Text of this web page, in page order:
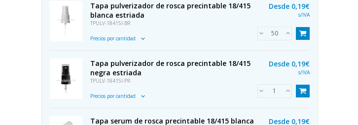
Tapa pulverizador de rosca precintable 18/415
blanca estriada
TPULV-18415I-BR
Precios por cantidad
Desde 0,19€
s/IVA
Tapa pulverizador de rosca precintable 18/415
negra estriada
TPULV-18415I-PR
Precios por cantidad
Desde 0,19€
s/IVA
Tapa serum de rosca precintable 18/415 blanca
Desde 0,19€